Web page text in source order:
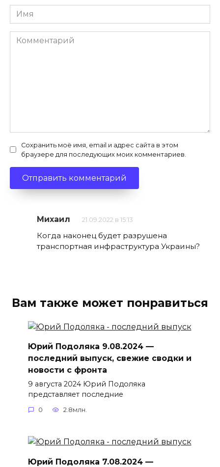
Имя
*
Комментарий
Сохранить моё имя, email и адрес сайта в этом
браузере для последующих моих комментариев.
Михаил 21.09.2022 в 15:13
Когда наконец будет разрушена
транспортная инфраструктура Украины?
Вам также может понравиться
Юрий Подоляка 9.08.2024 —
последний выпуск, свежие сводки и
новости с фронта
9 августа 2024 Юрий Подоляка
представляет последние
0 2.8млн.
Юрий Подоляка 7.08.2024 —